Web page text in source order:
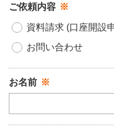
ご依頼内容
資料請求 (口座開設
お問い合わせ
お名前